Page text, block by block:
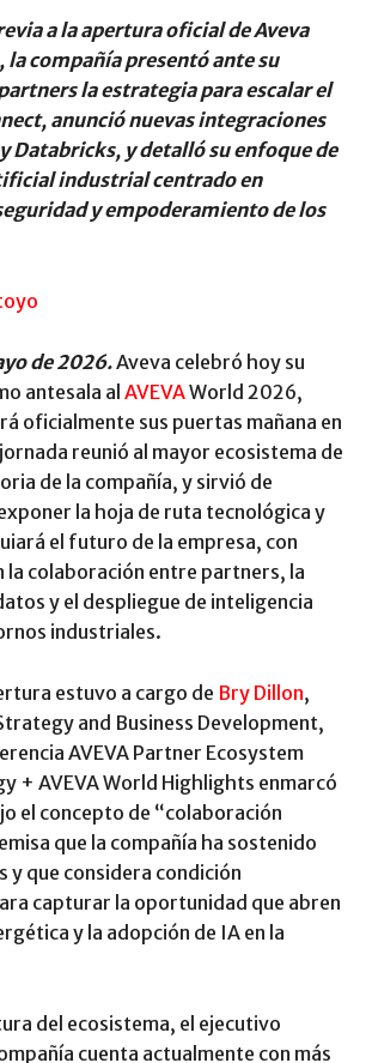
a la apertura oficial de Aveva
la compañía presentó ante su
la estrategia para escalar el
anunció nuevas integraciones
Databricks, y detalló su enfoque de
industrial centrado en
y empoderamiento de los
de 2026.Aveva celebró hoy su
antesala al AVEVAWorld 2026,
oficialmente sus puertas mañana en
reunió al mayor ecosistema de
de la compañía, y sirvió de
la hoja de ruta tecnológica y
el futuro de la empresa, con
la colaboración entre partners, la
y el despliegue de inteligencia
industriales.
estuvo a cargo de Bry Dillon,
and Business Development,
AVEVA Partner Ecosystem
+ AVEVA World Highlights enmarcó
el concepto de “colaboración
que la compañía ha sostenido
y que considera condición
capturar la oportunidad que abren
y la adopción de IA en la
del ecosistema, el ejecutivo
cuenta actualmente con más